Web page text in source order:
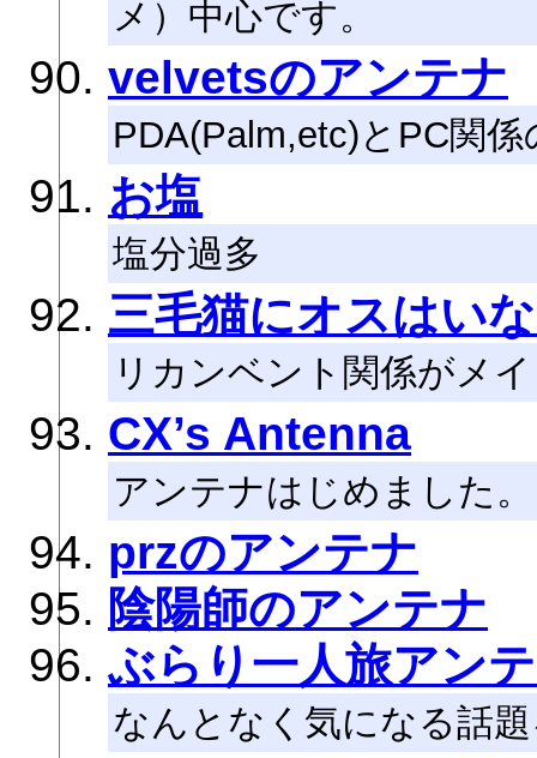
メ）中心です。
velvetsのアンテナ
PDA(Palm,etc)とPC関
お塩
塩分過多
三毛猫にオスはい
リカンベント関係がメ
CX’s Antenna
アンテナはじめました。
przのアンテナ
陰陽師のアンテナ
ぶらり一人旅アン
なんとなく気になる話